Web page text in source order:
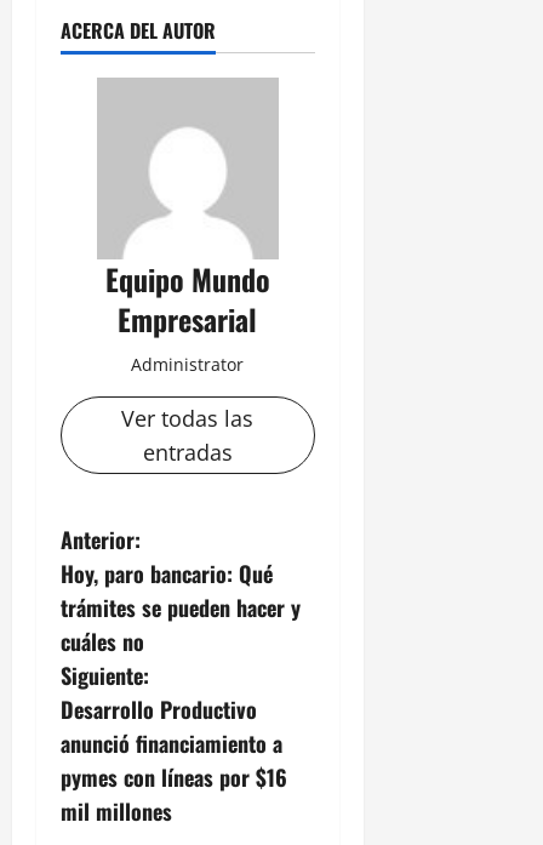
ACERCA DEL AUTOR
Equipo Mundo
Empresarial
Administrator
Ver todas las
entradas
N
a
v
e
g
a
Anterior:
Hoy, paro bancario: Qué
trámites se pueden hacer y
cuáles no
Siguiente:
Desarrollo Productivo
anunció financiamiento a
pymes con líneas por $16
mil millones